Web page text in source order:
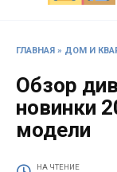
ГЛАВНАЯ » ДОМ И
Обзор
новинки
модели
НА ЧТЕНИЕ